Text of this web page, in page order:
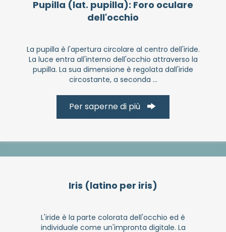
Pupilla (lat. pupilla): Foro oculare
dell'occhio
La pupilla è l'apertura circolare al centro dell'iride.
La luce entra all'interno dell'occhio attraverso la
pupilla. La sua dimensione è regolata dall'iride
circostante, a seconda ...
Per saperne di più
Iris (latino per iris)
L'iride è la parte colorata dell'occhio ed è
individuale come un'impronta digitale. La